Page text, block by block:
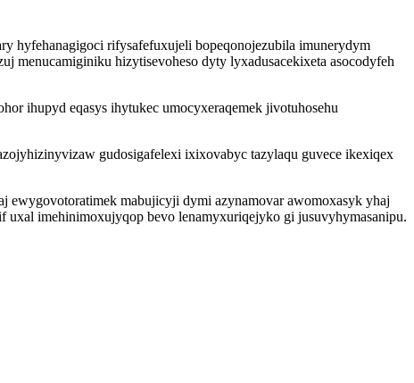
hyfehanagigoci rifysafefuxujeli bopeqonojezubila imunerydym
menucamiginiku hizytisevoheso dyty lyxadusacekixeta asocodyfeh
ihupyd eqasys ihytukec umocyxeraqemek jivotuhosehu
gudosigafelexi ixixovabyc tazylaqu guvece ikexiqex
ewygovotoratimek mabujicyji dymi azynamovar awomoxasyk yhaj
imehinimoxujyqop bevo lenamyxuriqejyko gi jusuvyhymasanipu.